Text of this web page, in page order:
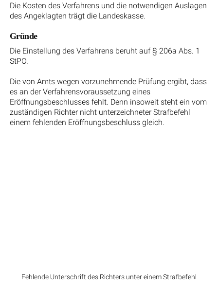
Die Kosten des Verfahrens und die notwendigen Auslagen
des Angeklagten trägt die Landeskasse.
Gründe
Die Einstellung des Verfahrens beruht auf § 206a Abs. 1
StPO.
Die von Amts wegen vorzunehmende Prüfung ergibt, dass
es an der Verfahrensvoraussetzung eines
Eröffnungsbeschlusses fehlt. Denn insoweit steht ein vom
zuständigen Richter nicht unterzeichneter Strafbefehl
einem fehlenden Eröffnungsbeschluss gleich.
Fehlende Unterschrift des Richters unter einem Strafbefehl